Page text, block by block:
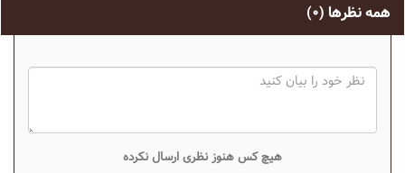
همه نظرها (۰)
هیچ کس هنوز نظری ارسال نکرده